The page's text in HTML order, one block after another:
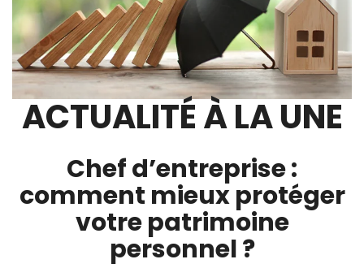
ACTUALITÉ À LA UNE
Chef d’entreprise :
comment mieux protéger
votre patrimoine
personnel ?